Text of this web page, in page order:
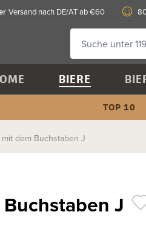
Versand nach DE/AT ab €60
BIERE
TOP 10
dem Buchstaben J
J